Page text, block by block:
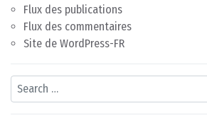
Flux des publications
Flux des commentaires
Site de WordPress-FR
Search